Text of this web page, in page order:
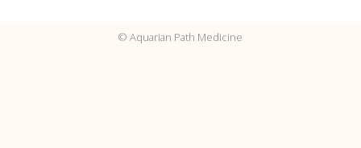
© Aquarian Path Medicine